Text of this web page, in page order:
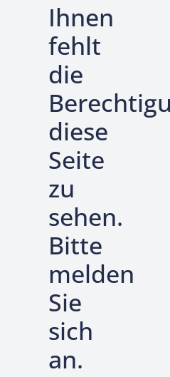
Ihnen
fehlt
die
diese
Seite
zu
sehen.
Bitte
melden
Sie
sich
an.